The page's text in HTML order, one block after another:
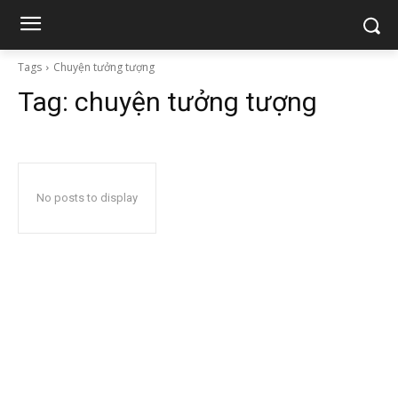
Tags Chuyện tưởng tượng
Tag: chuyện tưởng tượng
No posts to display